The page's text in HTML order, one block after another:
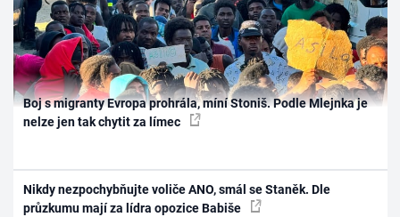
Boj s migranty Evropa prohrála, míní Stoniš. Podle Mlejnka je
nelze jen tak chytit za límec
Nikdy nezpochybňujte voliče ANO, smál se Staněk. Dle
průzkumu mají za lídra opozice Babiše